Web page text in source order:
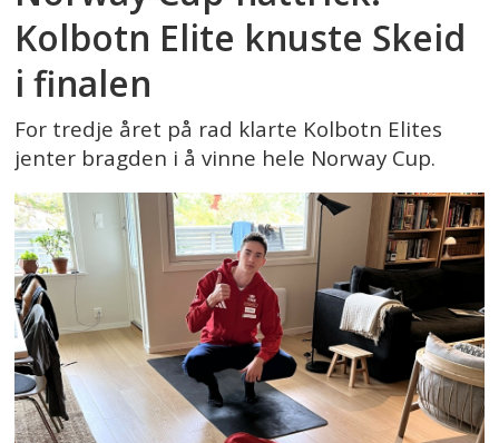
Kolbotn Elite knuste Skeid
i finalen
For tredje året på rad klarte Kolbotn Elites
jenter bragden i å vinne hele Norway Cup.